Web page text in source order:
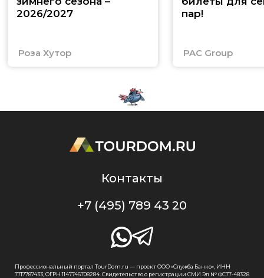
2026/2027
Роза Хутор
пар!
PAC Group
Контакты
+7 (495) 789 43 20
Профессиональный портал TourDom.ru — проект ООО «Служба Банко», ИНН
7717787433, ОГРН 1147746708284. Свидетельство о регистрации СМИ Эл № ФС77-48328